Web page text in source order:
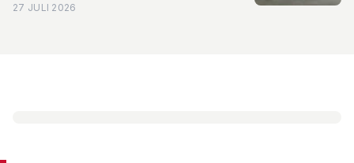
27 JULI 2026